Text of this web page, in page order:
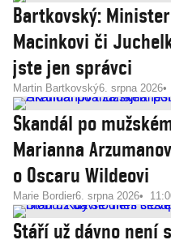
Bartkovský:
Macinkovi či
jste jen správci
Martin Bartkovský6. srpna 2026
Skandál po
Marianna
o Oscaru Wildeovi
Marie Bordier6. srpna 2026
Stáří už dávno není